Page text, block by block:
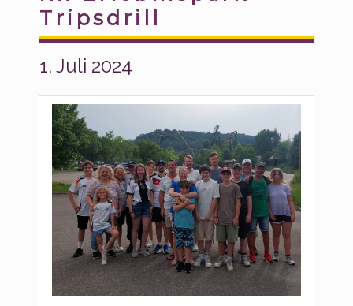
Tripsdrill
1. Juli 2024